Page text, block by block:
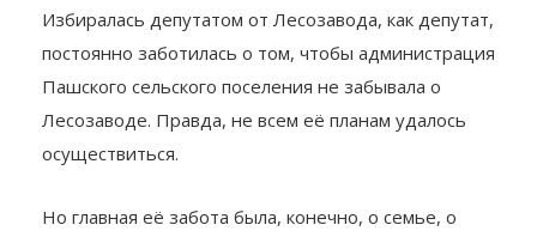
Избиралась депутатом от Лесозавода, как депутат,
постоянно заботилась о том, чтобы администрация
Пашского сельского поселения не забывала о
Лесозаводе. Правда, не всем её планам удалось
осуществиться.
Но главная её забота была, конечно, о семье, о